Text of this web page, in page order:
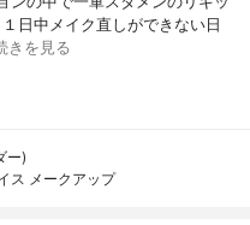
日中メイク直しができない日
きを見る
ー)
ス メークアップ